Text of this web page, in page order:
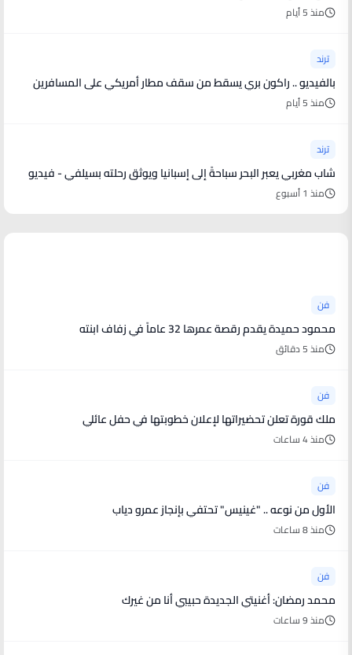
منذ 5 أيام
ترند
بالفيديو .. راكون بري يسقط من سقف مطار أمريكي على المسافرين
منذ 5 أيام
ترند
شاب مغربي يعبر البحر سباحةً إلى إسبانيا ويوثق رحلته بسيلفي - فيديو
منذ 1 أسبوع
فن
محمود حميدة يقدم رقصة عمرها 32 عاماً في زفاف ابنته
منذ 5 دقائق
فن
ملك قورة تعلن تحضيراتها لإعلان خطوبتها في حفل عائلي
منذ 4 ساعات
فن
الأول من نوعه .. "غينيس" تحتفي بإنجاز عمرو دياب
منذ 8 ساعات
فن
محمد رمضان: أغنيتي الجديدة حبيبي أنا من غيرك
منذ 9 ساعات